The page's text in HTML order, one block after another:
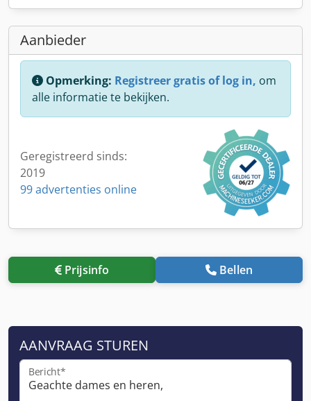
Aanbieder
Opmerking: Registreer gratis of log in, om
alle informatie te bekijken.
Geregistreerd sinds:
2019
99 advertenties online
Prijsinfo Bellen
AANVRAAG STUREN
Bericht*